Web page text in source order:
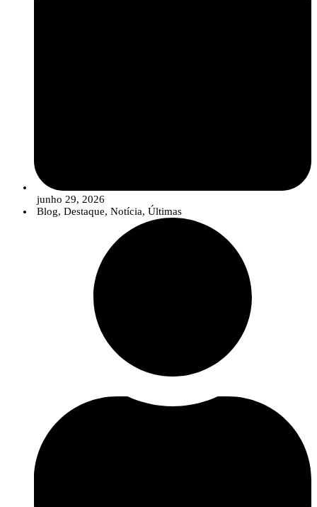
junho 29, 2026
Blog, Destaque, Notícia, Últimas